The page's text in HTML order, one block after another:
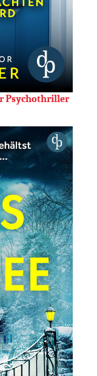
Psychothriller